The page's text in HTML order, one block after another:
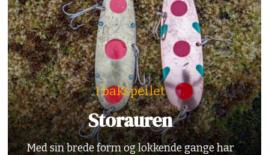
I bakspeilet
Storauren
Med sin brede form og lokkende gange har